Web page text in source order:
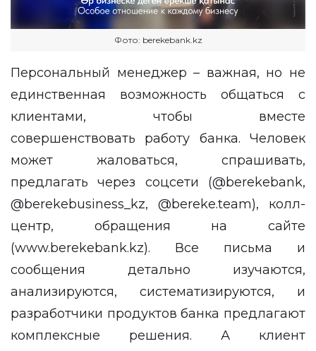
Фото: berekebank.kz
Персональный менеджер – важная, но не
единственная возможность общаться с
клиентами, чтобы вместе
совершенствовать работу банка. Человек
может жаловаться, спрашивать,
предлагать через соцсети (@berekebank,
@berekebusiness_kz, @bereke.team), колл-
центр, обращения на сайте
(www.berekebank.kz). Все письма и
сообщения детально изучаются,
анализируются, систематизируются, и
разработчики продуктов банка предлагают
комплексные решения. А клиент